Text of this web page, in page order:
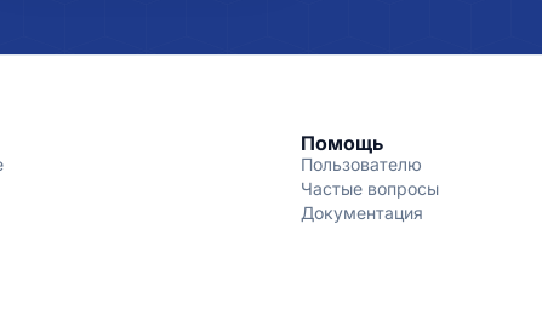
Помощь
Пользователю
Частые вопросы
Документация